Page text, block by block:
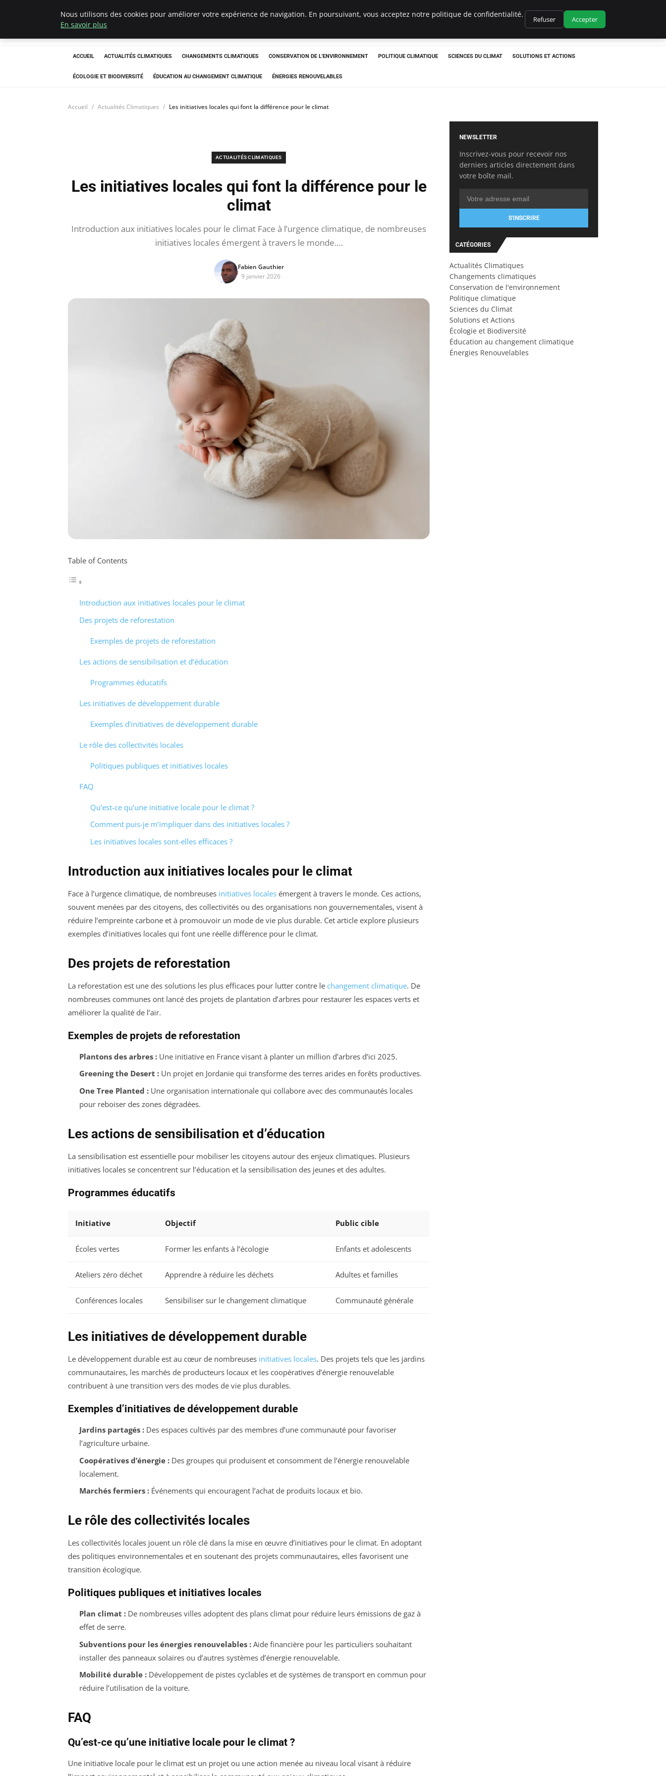
Climatedebtagents
ACCUEIL ACTUALITÉS CLIMATIQUES CHANGEMENTS CLIMATIQUES CONSERVATION DE L'ENVIRONNEMENT POLITIQUE CLIMATIQUE SCIENCES DU CLIMAT SOLUTIONS ET ACTIONS
ÉCOLOGIE ET BIODIVERSITÉ ÉDUCATION AU CHANGEMENT CLIMATIQUE ÉNERGIES RENOUVELABLES
Accueil Actualités Climatiques Les initiatives locales qui font la différence pour le climat
ACTUALITÉS CLIMATIQUES
Les initiatives locales qui font la différence pour le
climat
Introduction aux initiatives locales pour le climat Face à l’urgence climatique, de nombreuses
initiatives locales émergent à travers le monde.…
Fabien Gauthier
9 janvier 2026
Table of Contents
Introduction aux initiatives locales pour le climat
Des projets de reforestation
Exemples de projets de reforestation
Les actions de sensibilisation et d’éducation
Programmes éducatifs
Les initiatives de développement durable
Exemples d’initiatives de développement durable
Le rôle des collectivités locales
Politiques publiques et initiatives locales
FAQ
Qu’est-ce qu’une initiative locale pour le climat ?
Comment puis-je m’impliquer dans des initiatives locales ?
Les initiatives locales sont-elles efficaces ?
Introduction aux initiatives locales pour le climat
Face à l’urgence climatique, de nombreuses initiatives locales émergent à travers le monde. Ces actions,
souvent menées par des citoyens, des collectivités ou des organisations non gouvernementales, visent à
réduire l’empreinte carbone et à promouvoir un mode de vie plus durable. Cet article explore plusieurs
exemples d’initiatives locales qui font une réelle différence pour le climat.
Des projets de reforestation
La reforestation est une des solutions les plus efficaces pour lutter contre le changement climatique. De
nombreuses communes ont lancé des projets de plantation d’arbres pour restaurer les espaces verts et
améliorer la qualité de l’air.
Exemples de projets de reforestation
Plantons des arbres :Une initiative en France visant à planter un million d’arbres d’ici 2025.
Greening the Desert :Un projet en Jordanie qui transforme des terres arides en forêts productives.
One Tree Planted :Une organisation internationale qui collabore avec des communautés locales
pour reboiser des zones dégradées.
Les actions de sensibilisation et d’éducation
La sensibilisation est essentielle pour mobiliser les citoyens autour des enjeux climatiques. Plusieurs
initiatives locales se concentrent sur l’éducation et la sensibilisation des jeunes et des adultes.
Programmes éducatifs
Initiative Objectif Public cible
Écoles vertes Former les enfants à l’écologie Enfants et adolescents
Ateliers zéro déchet Apprendre à réduire les déchets Adultes et familles
Conférences locales Sensibiliser sur le changement climatique Communauté générale
Les initiatives de développement durable
Le développement durable est au cœur de nombreuses initiatives locales. Des projets tels que les jardins
communautaires, les marchés de producteurs locaux et les coopératives d’énergie renouvelable
contribuent à une transition vers des modes de vie plus durables.
Exemples d’initiatives de développement durable
Jardins partagés :Des espaces cultivés par des membres d’une communauté pour favoriser
l’agriculture urbaine.
Coopératives d’énergie :Des groupes qui produisent et consomment de l’énergie renouvelable
localement.
Marchés fermiers :Événements qui encouragent l’achat de produits locaux et bio.
Le rôle des collectivités locales
Les collectivités locales jouent un rôle clé dans la mise en œuvre d’initiatives pour le climat. En adoptant
des politiques environnementales et en soutenant des projets communautaires, elles favorisent une
transition écologique.
Politiques publiques et initiatives locales
Plan climat :De nombreuses villes adoptent des plans climat pour réduire leurs émissions de gaz à
effet de serre.
Subventions pour les énergies renouvelables :Aide financière pour les particuliers souhaitant
installer des panneaux solaires ou d’autres systèmes d’énergie renouvelable.
Mobilité durable :Développement de pistes cyclables et de systèmes de transport en commun pour
réduire l’utilisation de la voiture.
FAQ
Qu’est-ce qu’une initiative locale pour le climat ?
Une initiative locale pour le climat est un projet ou une action menée au niveau local visant à réduire
NEWSLETTER
Inscrivez-vous pour recevoir nos
derniers articles directement dans
votre boîte mail.
S'INSCRIRE
CATÉGORIES
Actualités Climatiques
Changements climatiques
Conservation de l'environnement
Politique climatique
Sciences du Climat
Solutions et Actions
Écologie et Biodiversité
Éducation au changement climatique
Énergies Renouvelables
Nous utilisons des cookies pour améliorer votre expérience de navigation. En poursuivant, vous acceptez notre politique de confidentialité.
En savoir plus
Refuser Accepter